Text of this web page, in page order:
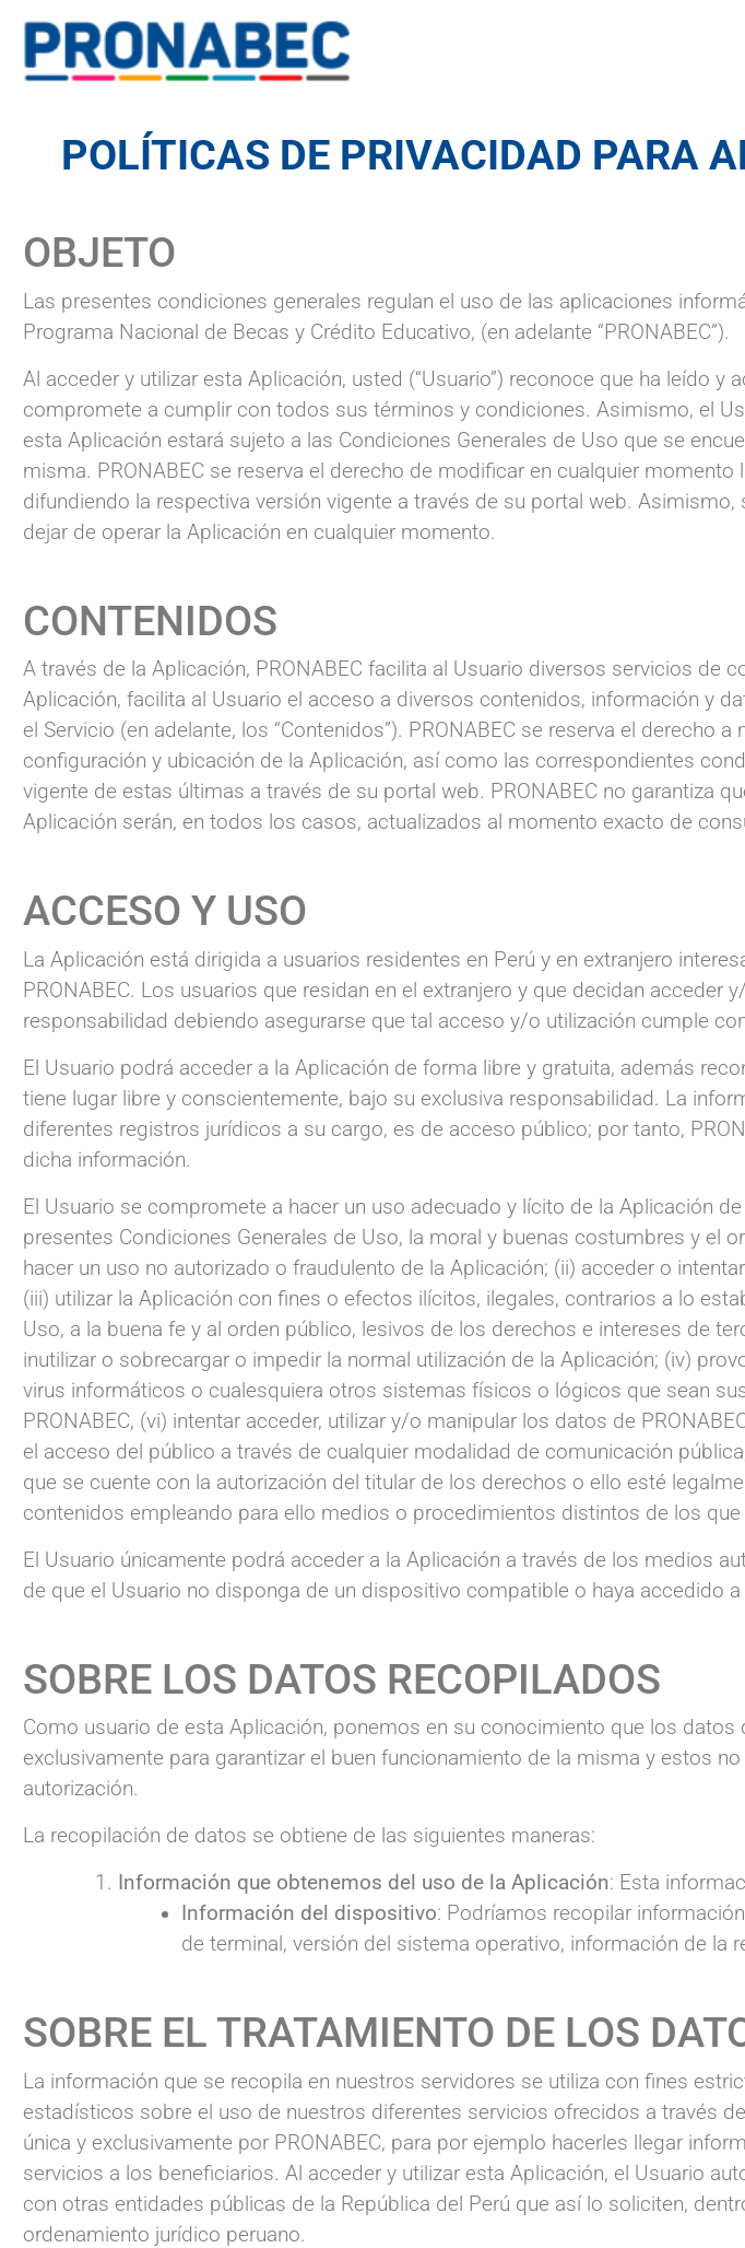
POLÍTICAS DE PRIVACIDAD PARA
OBJETO
Las presentes condiciones generales regulan el uso de las aplicaciones
Programa Nacional de Becas y Crédito Educativo, (en adelante “PRONABEC”).
Al acceder y utilizar esta Aplicación, usted (“Usuario”) reconoce que ha leído y
compromete a cumplir con todos sus términos y condiciones. Asimismo, el
esta Aplicación estará sujeto a las Condiciones Generales de Uso que se
misma. PRONABEC se reserva el derecho de modificar en cualquier
difundiendo la respectiva versión vigente a través de su portal web.
dejar de operar la Aplicación en cualquier momento.
CONTENIDOS
A través de la Aplicación, PRONABEC facilita al Usuario diversos servicios de
Aplicación, facilita al Usuario el acceso a diversos contenidos, información y
el Servicio (en adelante, los “Contenidos”). PRONABEC se reserva el derecho
configuración y ubicación de la Aplicación, así como las correspondientes
vigente de estas últimas a través de su portal web. PRONABEC no garantiza
Aplicación serán, en todos los casos, actualizados al momento exacto de
ACCESO Y USO
La Aplicación está dirigida a usuarios residentes en Perú y en extranjero
PRONABEC. Los usuarios que residan en el extranjero y que decidan acceder
responsabilidad debiendo asegurarse que tal acceso y/o utilización cumple
El Usuario podrá acceder a la Aplicación de forma libre y gratuita, además
tiene lugar libre y conscientemente, bajo su exclusiva responsabilidad. La
diferentes registros jurídicos a su cargo, es de acceso público; por tanto,
dicha información.
El Usuario se compromete a hacer un uso adecuado y lícito de la Aplicación
presentes Condiciones Generales de Uso, la moral y buenas costumbres y el
hacer un uso no autorizado o fraudulento de la Aplicación; (ii) acceder o
(iii) utilizar la Aplicación con fines o efectos ilícitos, ilegales, contrarios a lo
Uso, a la buena fe y al orden público, lesivos de los derechos e intereses de
inutilizar o sobrecargar o impedir la normal utilización de la Aplicación; (iv)
virus informáticos o cualesquiera otros sistemas físicos o lógicos que sean
PRONABEC, (vi) intentar acceder, utilizar y/o manipular los datos de
el acceso del público a través de cualquier modalidad de comunicación
que se cuente con la autorización del titular de los derechos o ello esté
contenidos empleando para ello medios o procedimientos distintos de los
El Usuario únicamente podrá acceder a la Aplicación a través de los medios
de que el Usuario no disponga de un dispositivo compatible o haya accedido
SOBRE LOS DATOS RECOPILADOS
Como usuario de esta Aplicación, ponemos en su conocimiento que los
exclusivamente para garantizar el buen funcionamiento de la misma y estos
autorización.
La recopilación de datos se obtiene de las siguientes maneras:
Información que obtenemos del uso de la Aplicación: Esta
Información del dispositivo: Podríamos recopilar
de terminal, versión del sistema operativo, información de la
SOBRE EL TRATAMIENTO DE LOS
La información que se recopila en nuestros servidores se utiliza con fines
estadísticos sobre el uso de nuestros diferentes servicios ofrecidos a través
única y exclusivamente por PRONABEC, para por ejemplo hacerles llegar
servicios a los beneficiarios. Al acceder y utilizar esta Aplicación, el Usuario
con otras entidades públicas de la República del Perú que así lo soliciten,
ordenamiento jurídico peruano.